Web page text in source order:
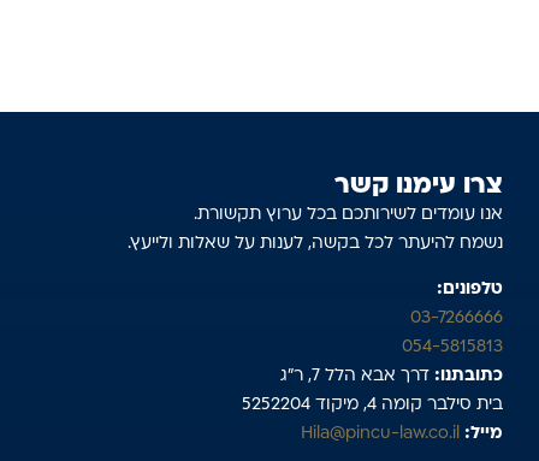
צרו עימנו קשר
אנו עומדים לשירותכם בכל ערוץ תקשורת.
נשמח להיעתר לכל בקשה, לענות על שאלות ולייעץ.
טלפונים:
03-7266666
054-5815813
כתובתנו: דרך אבא הלל 7, ר”ג
בית סילבר קומה 4, מיקוד 5252204
מייל:
Hila@pincu-law.co.il